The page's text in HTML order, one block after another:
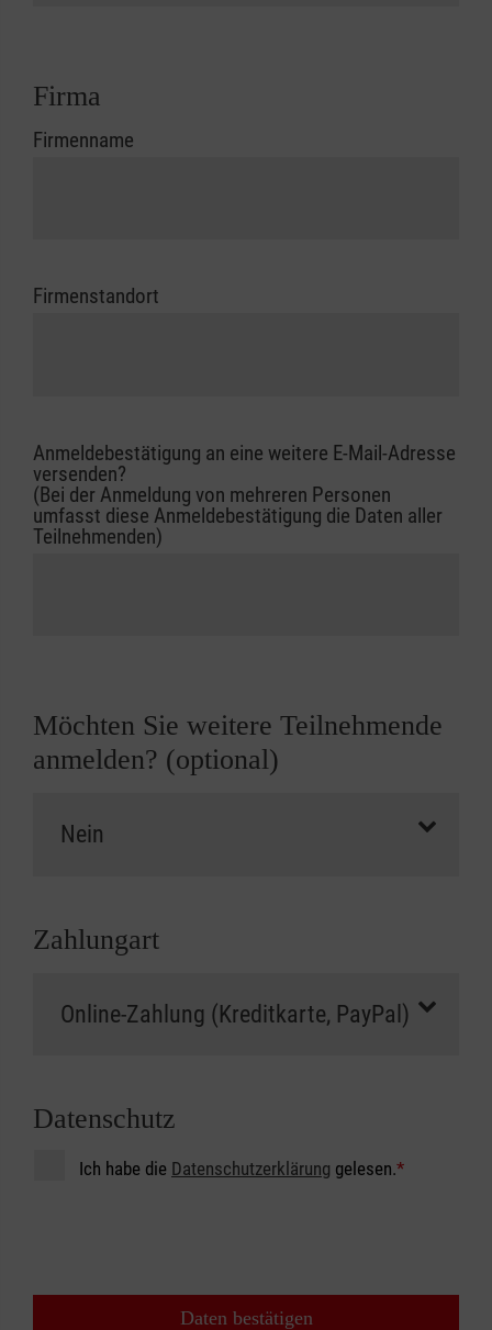
Firma
Firmenname
Firmenstandort
Anmeldebestätigung an eine weitere E-Mail-Adresse
versenden?
(Bei der Anmeldung von mehreren Personen
umfasst diese Anmeldebestätigung die Daten aller
Teilnehmenden)
Möchten Sie weitere Teilnehmende
anmelden? (optional)
Zahlungart
Datenschutz
Ich habe die Datenschutzerklärung gelesen.*
Daten bestätigen